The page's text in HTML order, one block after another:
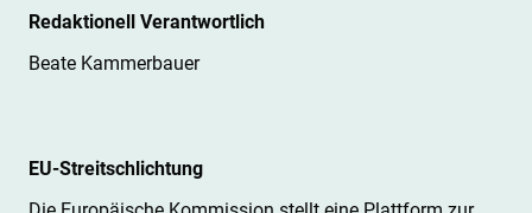
Redaktionell Verantwortlich
Beate Kammerbauer
EU-Streitschlichtung